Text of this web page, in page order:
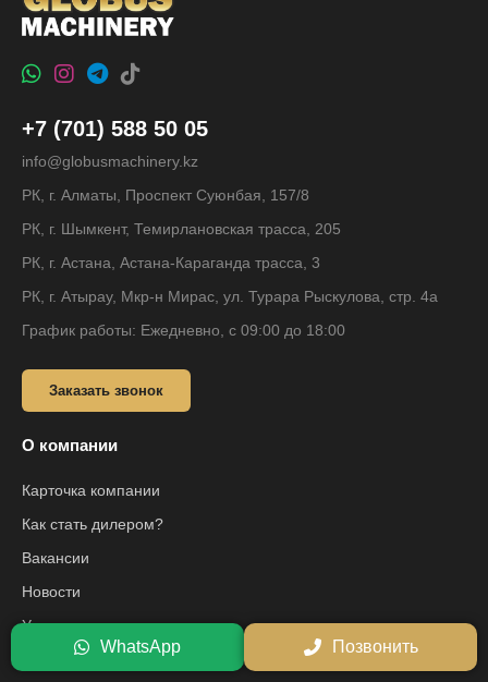
WhatsApp Позвонить
+7 (701) 588 50 05
info@globusmachinery.kz
РК, г. Алматы, Проспект Суюнбая, 157/8
РК, г. Шымкент, Темирлановская трасса, 205
РК, г. Астана, Астана-Караганда трасса, 3
РК, г. Атырау, Мкр-н Мирас, ул. Турара Рыскулова, стр. 4а
График работы: Ежедневно, с 09:00 до 18:00
Заказать звонок
О компании
Карточка компании
Как стать дилером?
Вакансии
Новости
Услуги
Контакты